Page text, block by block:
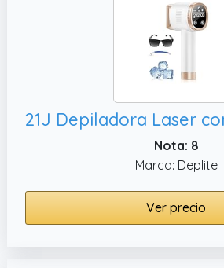
Nota: 8
Marca: Deplite
Ver precio